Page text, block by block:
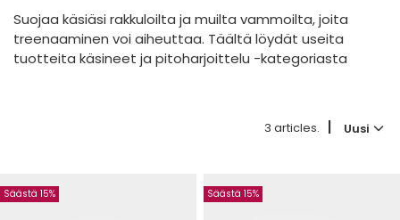
Suojaa käsiäsi rakkuloilta ja muilta vammoilta, joita
treenaaminen voi aiheuttaa. Täältä löydät useita
tuotteita käsineet ja pitoharjoittelu -kategoriasta
3 articles. Uusi
Säästä 15% Säästä 15%